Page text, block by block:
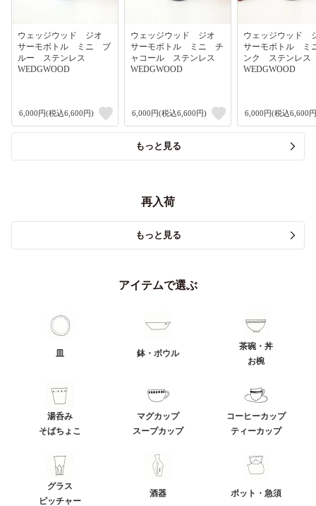
ウェッジウッド ジオ
サーモボトル ミニ ブ
ルー ステンレス
WEDGWOOD
6,000円(税込6,600円)
ウェッジウッド ジオ
サーモボトル ミニ チ
ャコール ステンレス
WEDGWOOD
6,000円(税込6,600円)
ウェッジウッド
サーモボトル
ンク ステンレ
WEDGWOOD
6,000円(税込6,600
もっと見る
再入荷
もっと見る
アイテムで選ぶ
皿 鉢・ボウル
茶碗・丼
お椀
湯呑み
そばちょこ
マグカップ
スープカップ
コーヒーカップ
ティーカップ
グラス
ピッチャー
酒器 ポット・急須